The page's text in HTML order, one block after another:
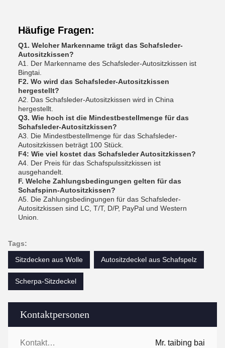
Kontaktpersonen
Kontaktpersonen: Mr. taibing bai
Häufige Fragen:
Q1. Welcher Markenname trägt das Schafsleder-
Autositzkissen?
A1. Der Markenname des Schafsleder-Autositzkissen ist
Bingtai.
F2. Wo wird das Schafsleder-Autositzkissen
hergestellt?
A2. Das Schafsleder-Autositzkissen wird in China
hergestellt.
Q3. Wie hoch ist die Mindestbestellmenge für das
Schafsleder-Autositzkissen?
A3. Die Mindestbestellmenge für das Schafsleder-
Autositzkissen beträgt 100 Stück.
F4: Wie viel kostet das Schafsleder Autositzkissen?
A4. Der Preis für das Schafspulssitzkissen ist
ausgehandelt.
F. Welche Zahlungsbedingungen gelten für das
Schafspinn-Autositzkissen?
A5. Die Zahlungsbedingungen für das Schafsleder-
Autositzkissen sind LC, T/T, D/P, PayPal und Western
Union.
Tags:
Sitzdecken aus Wolle
Autositzdeckel aus Schafspelz
Scherpa-Sitzdeckel